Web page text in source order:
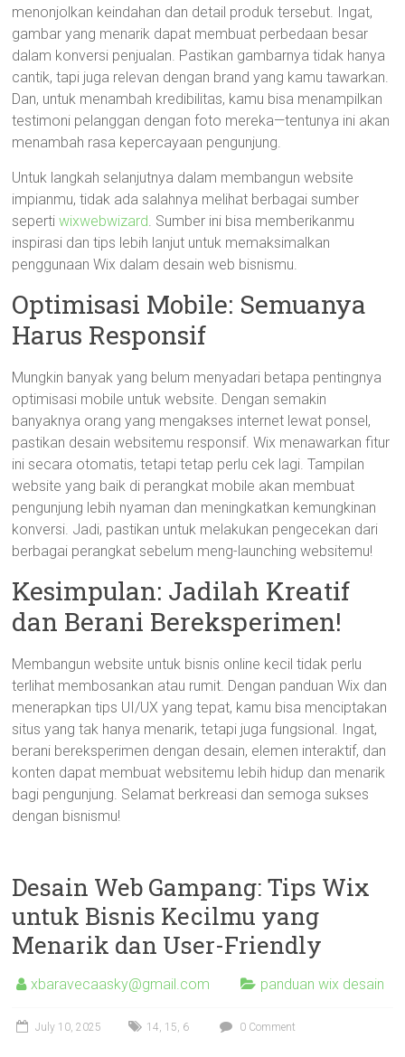
menonjolkan keindahan dan detail produk tersebut. Ingat,
gambar yang menarik dapat membuat perbedaan besar
dalam konversi penjualan. Pastikan gambarnya tidak hanya
cantik, tapi juga relevan dengan brand yang kamu tawarkan.
Dan, untuk menambah kredibilitas, kamu bisa menampilkan
testimoni pelanggan dengan foto mereka—tentunya ini akan
menambah rasa kepercayaan pengunjung.
Untuk langkah selanjutnya dalam membangun website
impianmu, tidak ada salahnya melihat berbagai sumber
sepertiwixwebwizard. Sumber ini bisa memberikanmu
inspirasi dan tips lebih lanjut untuk memaksimalkan
penggunaan Wix dalam desain web bisnismu.
Optimisasi Mobile: Semuanya
Harus Responsif
Mungkin banyak yang belum menyadari betapa pentingnya
optimisasi mobile untuk website. Dengan semakin
banyaknya orang yang mengakses internet lewat ponsel,
pastikan desain websitemu responsif. Wix menawarkan fitur
ini secara otomatis, tetapi tetap perlu cek lagi. Tampilan
website yang baik di perangkat mobile akan membuat
pengunjung lebih nyaman dan meningkatkan kemungkinan
konversi. Jadi, pastikan untuk melakukan pengecekan dari
berbagai perangkat sebelum meng-launching websitemu!
Kesimpulan: Jadilah Kreatif
dan Berani Bereksperimen!
Membangun website untuk bisnis online kecil tidak perlu
terlihat membosankan atau rumit. Dengan panduan Wix dan
menerapkan tips UI/UX yang tepat, kamu bisa menciptakan
situs yang tak hanya menarik, tetapi juga fungsional. Ingat,
berani bereksperimen dengan desain, elemen interaktif, dan
konten dapat membuat websitemu lebih hidup dan menarik
bagi pengunjung. Selamat berkreasi dan semoga sukses
dengan bisnismu!
Desain Web Gampang: Tips Wix
untuk Bisnis Kecilmu yang
Menarik dan User-Friendly
xbaravecaasky@gmail.com panduan wix desain
July 10, 2025 14, 15, 6 0 Comment